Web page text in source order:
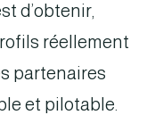
d’obtenir,
réellement
partenaires
et pilotable.